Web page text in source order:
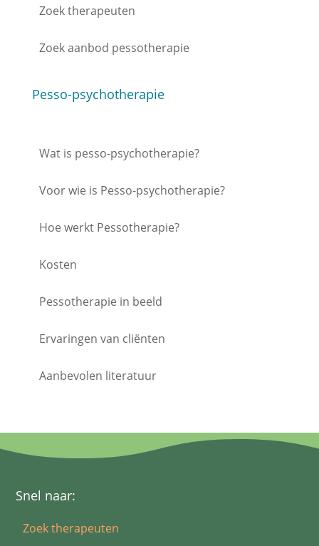
Zoek therapeuten
Zoek aanbod pessotherapie
Pesso-psychotherapie
Wat is pesso-psychotherapie?
Voor wie is Pesso-psychotherapie?
Hoe werkt Pessotherapie?
Kosten
Pessotherapie in beeld
Ervaringen van cliënten
Aanbevolen literatuur
Snel naar:
Zoek therapeuten